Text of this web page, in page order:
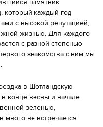
памятник
который каждый год
с высокой репутацией,
жизнью. Для каждого
с разной степенью
знакомства с ним мы
в Шотландскую
в конце весны и начале
зеленью,
много не встречается.